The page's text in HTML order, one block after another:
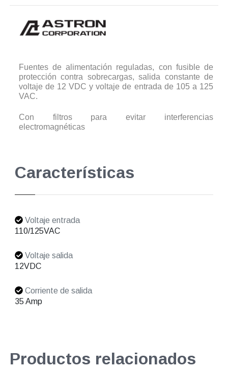
Fuentes de alimentación reguladas, con fusible de
protección contra sobrecargas, salida constante de
voltaje de 12 VDC y voltaje de entrada de 105 a 125
VAC.
Con filtros para evitar interferencias
electromagnéticas
Características
Voltaje entrada
110/125VAC
Voltaje salida
12VDC
Corriente de salida
35 Amp
Productos relacionados